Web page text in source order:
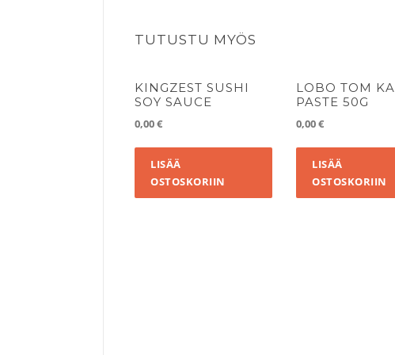
TUTUSTU MYÖS
KINGZEST SUSHI
SOY SAUCE
0,00€
LISÄÄ
OSTOSKORIIN
LOBO TOM KA
PASTE 50G
0,00€
LISÄÄ
OSTOSKORIIN